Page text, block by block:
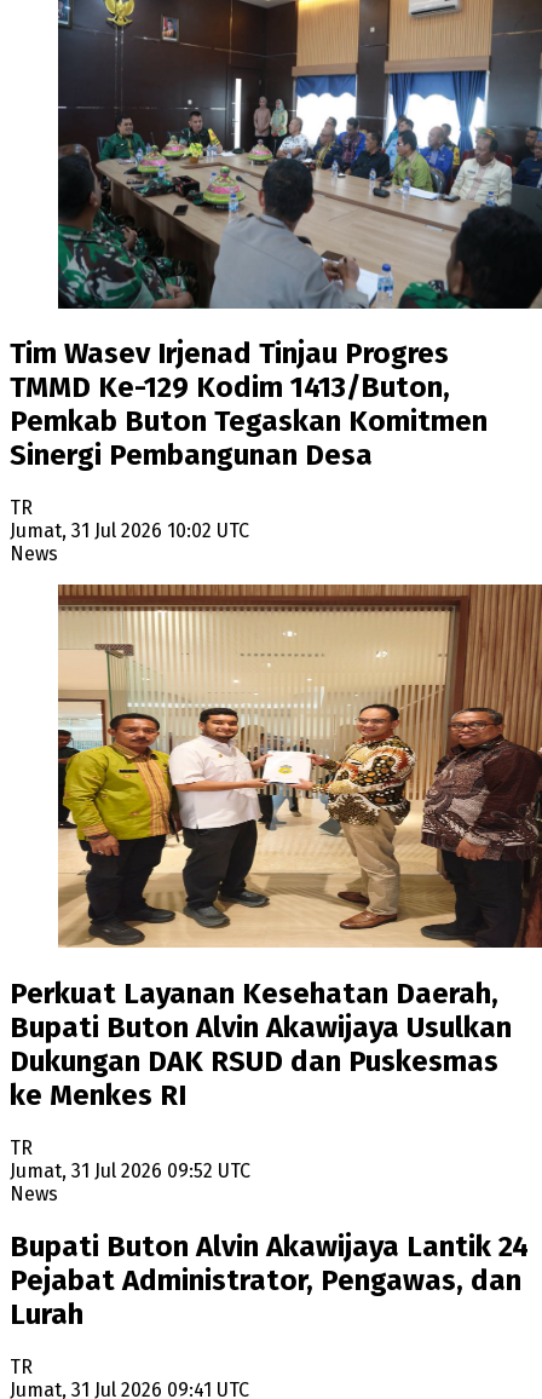
Tim Wasev Irjenad Tinjau Progres
TMMD Ke-129 Kodim 1413/Buton,
Pemkab Buton Tegaskan Komitmen
Sinergi Pembangunan Desa
TR
Jumat, 31 Jul 2026 10:02 UTC
News
Perkuat Layanan Kesehatan Daerah,
Bupati Buton Alvin Akawijaya Usulkan
Dukungan DAK RSUD dan Puskesmas
ke Menkes RI
TR
Jumat, 31 Jul 2026 09:52 UTC
News
Bupati Buton Alvin Akawijaya Lantik 24
Pejabat Administrator, Pengawas, dan
Lurah
TR
Jumat, 31 Jul 2026 09:41 UTC